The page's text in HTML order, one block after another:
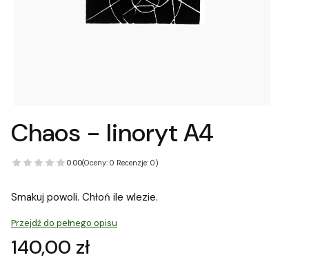
Chaos - linoryt A4
0.00(Oceny: 0 Recenzje: 0)
Smakuj powoli. Chłoń ile wlezie.
Przejdź do pełnego opisu
Cena
140,00 zł